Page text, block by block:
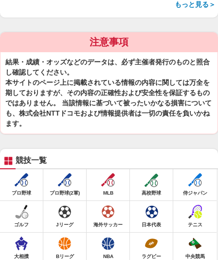
もっと見る＞
注意事項
結果・成績・オッズなどのデータは、必ず主催者発行のものと照合
し確認してください。
本サイトのページ上に掲載されている情報の内容に関しては万全を
期しておりますが、その内容の正確性および安全性を保証するもの
ではありません。 当該情報に基づいて被ったいかなる損害について
も、株式会社NTTドコモおよび情報提供者は一切の責任を負いかね
ます。
競技一覧
プロ野球 プロ野球(2軍) MLB 高校野球 侍ジャパン
ゴルフ Jリーグ 海外サッカー 日本代表 テニス
大相撲 Bリーグ NBA ラグビー 中央競馬